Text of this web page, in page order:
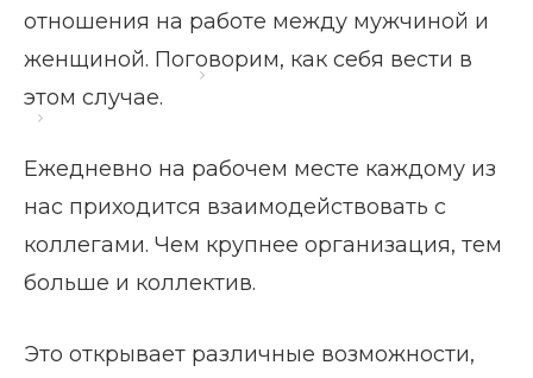
Главная страница
Блог
отношения на работе между мужчиной и
женщиной. Поговорим, как себя вести в
этом случае.
Ежедневно на рабочем месте каждому из
нас приходится взаимодействовать с
коллегами. Чем крупнее организация, тем
больше и коллектив.
Это открывает различные возможности,